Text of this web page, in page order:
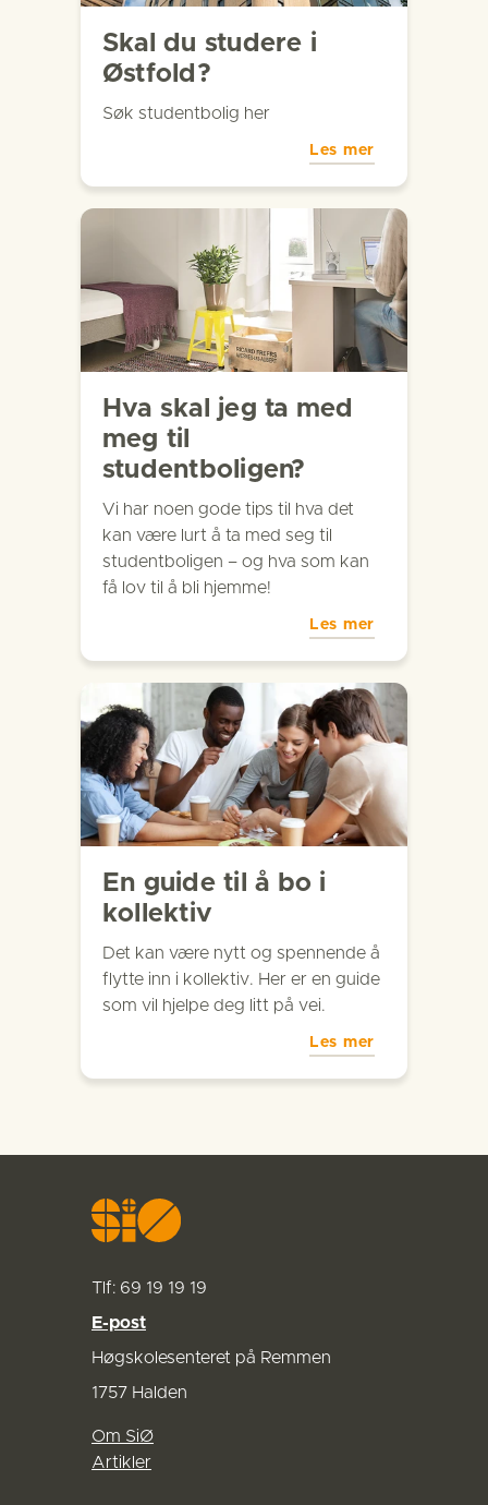
Skal du studere i
Østfold?
Søk studentbolig her
Les mer
Hva skal jeg ta med
meg til
studentboligen?
Vi har noen gode tips til hva det
kan være lurt å ta med seg til
studentboligen – og hva som kan
få lov til å bli hjemme!
Les mer
En guide til å bo i
kollektiv
Det kan være nytt og spennende å
flytte inn i kollektiv. Her er en guide
som vil hjelpe deg litt på vei.
Les mer
Tlf: 69 19 19 19
E-post
Høgskolesenteret på Remmen
1757 Halden
Om SiØ
Artikler